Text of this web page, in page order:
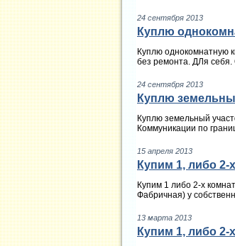
24 сентября 2013
Куплю
Куплю однокомнатную
без ремонта. ДЛя
24 сентября 2013
Куплю
Куплю земельный
Коммуникации по
15 апреля 2013
Купим 1, либо 2-
Купим 1 либо 2-х
Фабричная) у
13 марта 2013
Купим 1, либо 2-